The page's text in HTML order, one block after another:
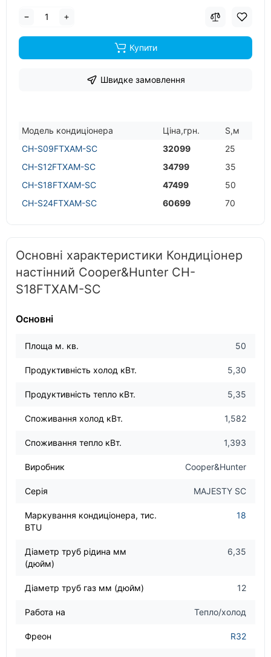
Купити
Швидке замовлення
Модель кондицiонера Цiна,грн.
S,м
CH-S09FTXAM-SC
32099
25
CH-S12FTXAM-SC
34799
35
CH-S18FTXAM-SC
47499
50
CH-S24FTXAM-SC
60699 70
Основні характеристики Кондиціонер
настінний Cooper&Hunter CH-
S18FTXAM-SC
Основні
Площа м. кв. 50
Продуктивність холод кВт. 5,30
Продуктивність тепло кВт. 5,35
Споживання холод кВт. 1,582
Споживання тепло кВт. 1,393
Виробник Cooper&Hunter
Серія MAJESTY SC
Маркування кондиціонера, тис.
BTU
18
Діаметр труб рідина мм
(дюйм)
6,35
Діаметр труб газ мм (дюйм) 12
Работа на Тепло/холод
Фреон R32